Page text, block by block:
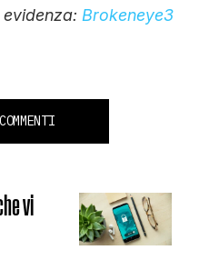
evidenza: Brokeneye3
vi